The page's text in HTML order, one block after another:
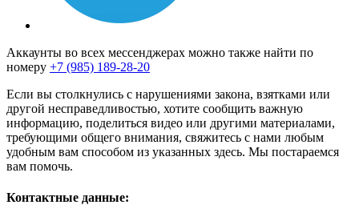
Аккаунты во всех мессенджерах можно также найти по
номеру +7 (985) 189-28-20
Если вы столкнулись с нарушениями закона, взятками или
другой несправедливостью, хотите сообщить важную
информацию, поделиться видео или другими материалами,
требующими общего внимания, свяжитесь с нами любым
удобным вам способом из указанных здесь. Мы постараемся
вам помочь.
Контактные данные: